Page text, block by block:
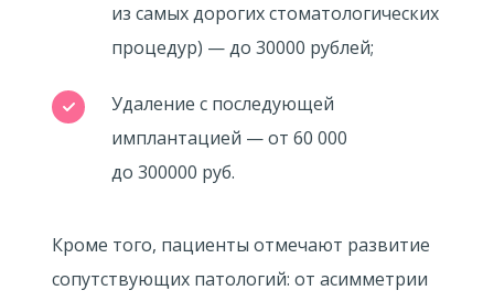
из самых дорогих стоматологических
процедур) — до 30000 рублей;
Удаление с последующей
имплантацией — от 60 000
до 300000 руб.
Кроме того, пациенты отмечают развитие
сопутствующих патологий: от асимметрии